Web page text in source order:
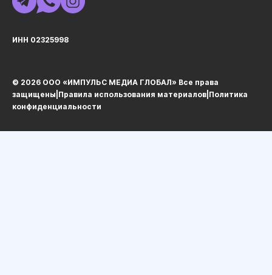
ИНН 02325998
© 2026 ООО «ИМПУЛЬС МЕДИА ГЛОБАЛ» Все права
защищеныㅤ|ㅤ Правила использования материалов Политика
конфиденциальности